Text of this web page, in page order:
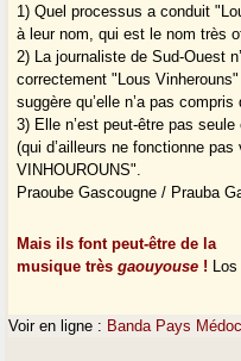
1) Quel processus a conduit
à leur nom, qui est le nom très
2) La journaliste de Sud-Ouest
correctement "Lous
suggère qu’elle n’a pas compris
3) Elle n’est peut-être pas
(qui d’ailleurs ne fonctionne
VINHOUROUNS".
Praoube Gascougne / Prauba
Mais ils font peut-être de la
musique trèsgaouyouse !
Voir en ligne : Banda Pays